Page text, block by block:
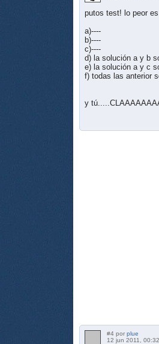
putos test! lo peor
a)----
b)----
c)----
d) la solución a y b
e) la solución a y c
f) todas las anterior
y
#4 por plue
12 jun 2011, 00:32